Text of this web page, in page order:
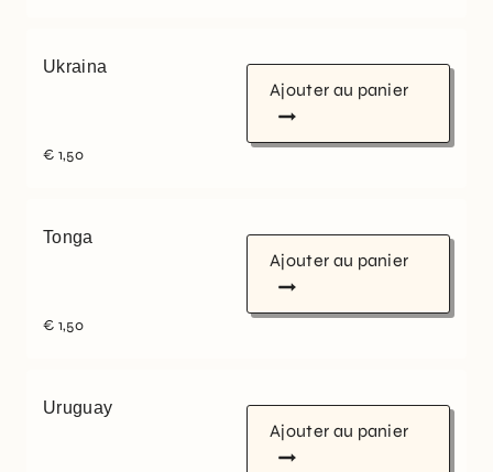
Ukraina
€ 1,50
Ajouter au panier
Tonga
€ 1,50
Ajouter au panier
Uruguay
Ajouter au panier